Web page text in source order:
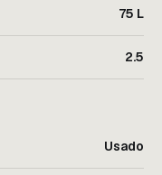
75 L
2.5
Usado